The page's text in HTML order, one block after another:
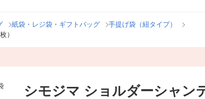
紙袋・レジ袋・ギフトバッグ
手提げ袋（紐タイプ）
）
シモジマ ショルダーシャン